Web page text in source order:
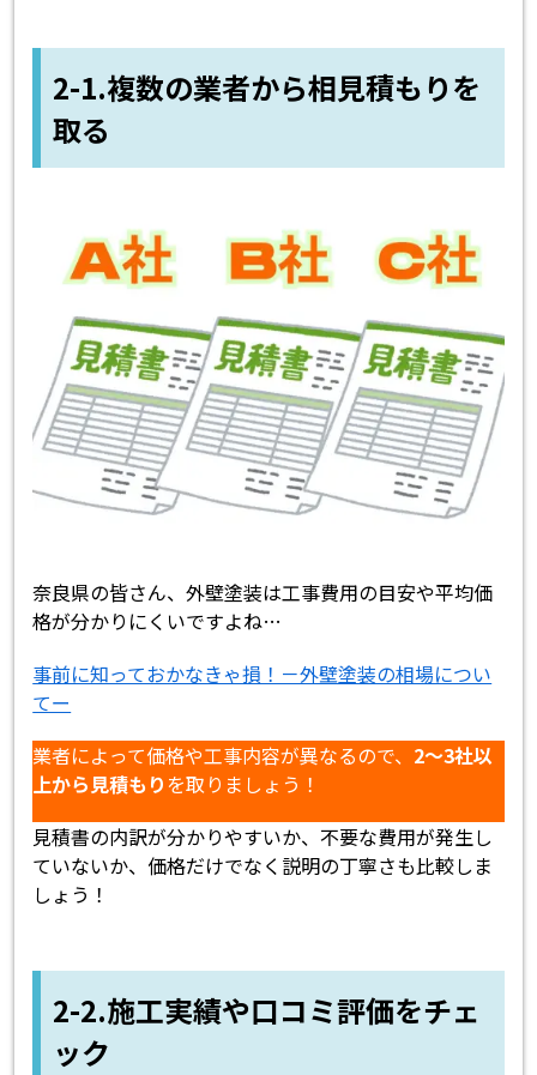
2-1.複数の業者から相見積もりを
取る
奈良県の皆さん、外壁塗装は工事費用の目安や平均価
格が分かりにくいですよね…
事前に知っておかなきゃ損！－外壁塗装の相場につい
てー
業者によって価格や工事内容が異なるので、 2～3社以
上から見積もりを取りましょう！
見積書の内訳が分かりやすいか、不要な費用が発生し
ていないか、価格だけでなく説明の丁寧さも比較しま
しょう！
2-2.施工実績や口コミ評価をチェ
ック